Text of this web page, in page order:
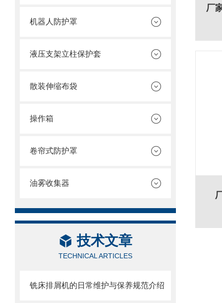
机器人防护罩
液压支架立柱保护套
散装伸缩布袋
操作箱
卷帘式防护罩
油雾收集器
技术文章
TECHNICAL ARTICLES
铣床排屑机的日常维护与保养规范介绍
厂